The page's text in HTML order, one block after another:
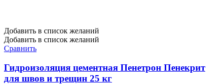
Добавить в список желаний
Добавить в список желаний
Сравнить
Гидроизоляция цементная Пенетрон Пенекрит
для швов и трещин 25 кг